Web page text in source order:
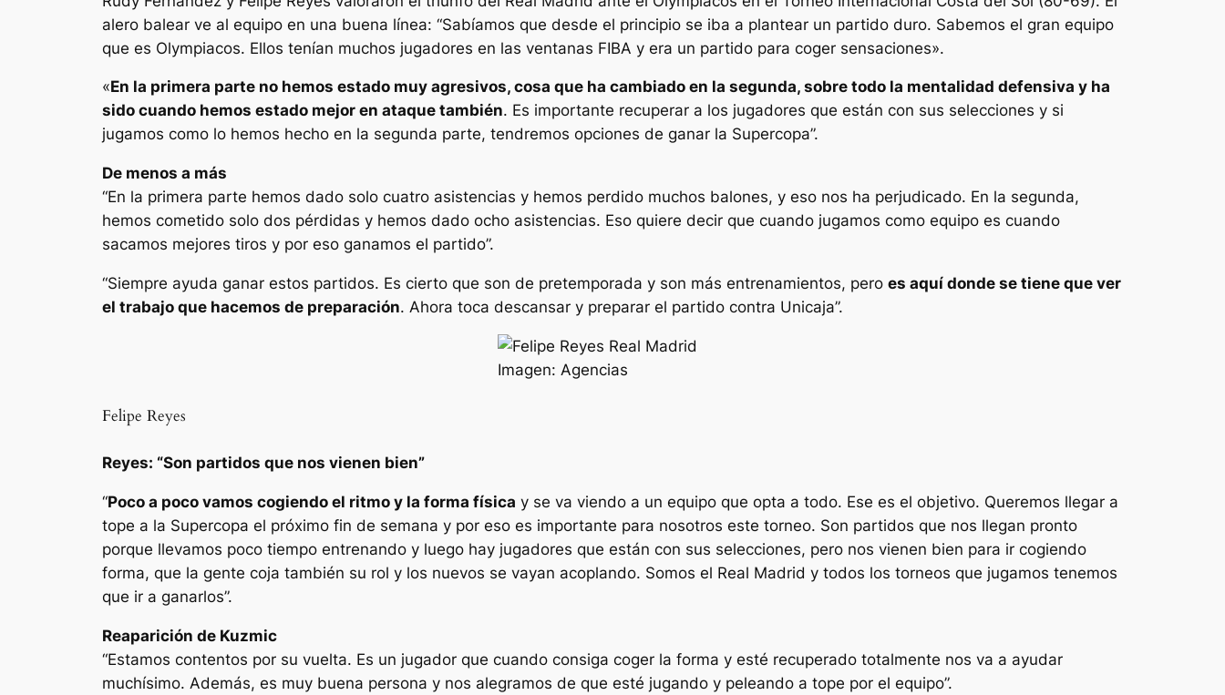
alero balear ve al equipo en una buena línea: “Sabíamos que desde el principio se iba a plantear un partido duro. Sabemos el gran equipo
que es Olympiacos. Ellos tenían muchos jugadores en las ventanas FIBA y era un partido para coger sensaciones».
«En la primera parte no hemos estado muy agresivos, cosa que ha cambiado en la segunda, sobre todo la mentalidad defensiva y ha
sido cuando hemos estado mejor en ataque también. Es importante recuperar a los jugadores que están con sus selecciones y si
jugamos como lo hemos hecho en la segunda parte, tendremos opciones de ganar la Supercopa”.
De menos a más
“En la primera parte hemos dado solo cuatro asistencias y hemos perdido muchos balones, y eso nos ha perjudicado. En la segunda,
hemos cometido solo dos pérdidas y hemos dado ocho asistencias. Eso quiere decir que cuando jugamos como equipo es cuando
sacamos mejores tiros y por eso ganamos el partido”.
“Siempre ayuda ganar estos partidos. Es cierto que son de pretemporada y son más entrenamientos, pero es aquí donde se tiene que ver
el trabajo que hacemos de preparación. Ahora toca descansar y preparar el partido contra Unicaja”.
Imagen: Agencias
Felipe Reyes
Reyes: “Son partidos que nos vienen bien”
“Poco a poco vamos cogiendo el ritmo y la forma física y se va viendo a un equipo que opta a todo. Ese es el objetivo. Queremos llegar a
tope a la Supercopa el próximo fin de semana y por eso es importante para nosotros este torneo. Son partidos que nos llegan pronto
porque llevamos poco tiempo entrenando y luego hay jugadores que están con sus selecciones, pero nos vienen bien para ir cogiendo
forma, que la gente coja también su rol y los nuevos se vayan acoplando. Somos el Real Madrid y todos los torneos que jugamos tenemos
que ir a ganarlos”.
Reaparición de Kuzmic
“Estamos contentos por su vuelta. Es un jugador que cuando consiga coger la forma y esté recuperado totalmente nos va a ayudar
muchísimo. Además, es muy buena persona y nos alegramos de que esté jugando y peleando a tope por el equipo”.